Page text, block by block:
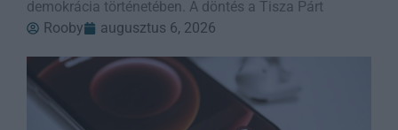
demokrácia történetében. A döntés a Tisza Párt
Rooby
augusztus 6, 2026